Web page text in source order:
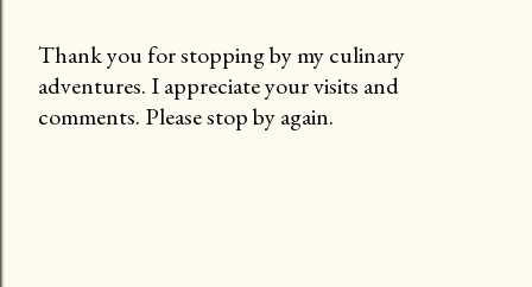
P
o
Thank you for stopping by my culinary
adventures. I appreciate your visits and
comments. Please stop by again.